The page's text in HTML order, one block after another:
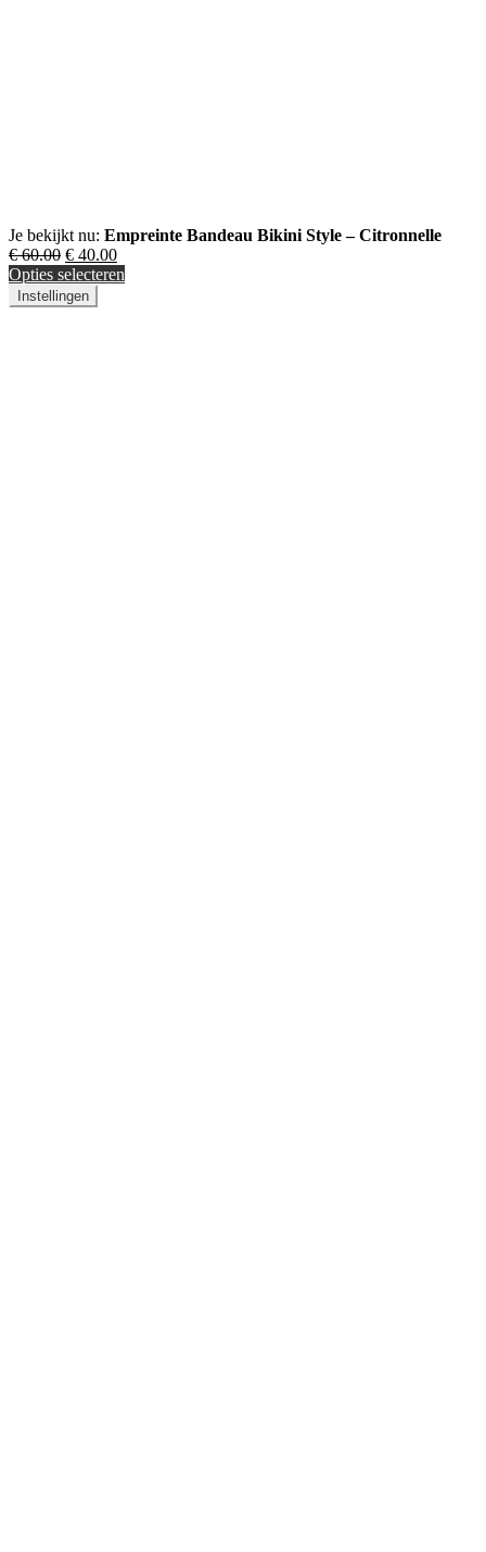
Je bekijkt nu: Empreinte Bandeau Bikini Style – Citronnelle
€60.00 € 40.00
Opties selecteren
Instellingen